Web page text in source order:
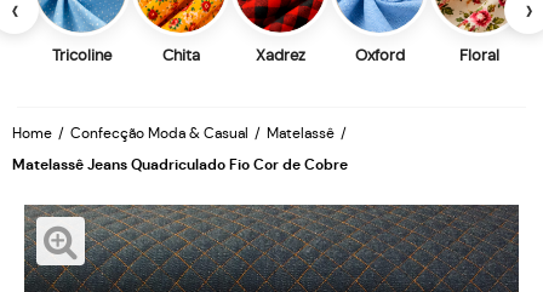
‹
Tricoline Chita Xadrez Oxford Floral
›
Home Confecção Moda & Casual Matelassê
Matelassê Jeans Quadriculado Fio Cor de Cobre